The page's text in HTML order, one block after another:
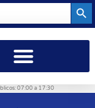
07:00 a 17:30